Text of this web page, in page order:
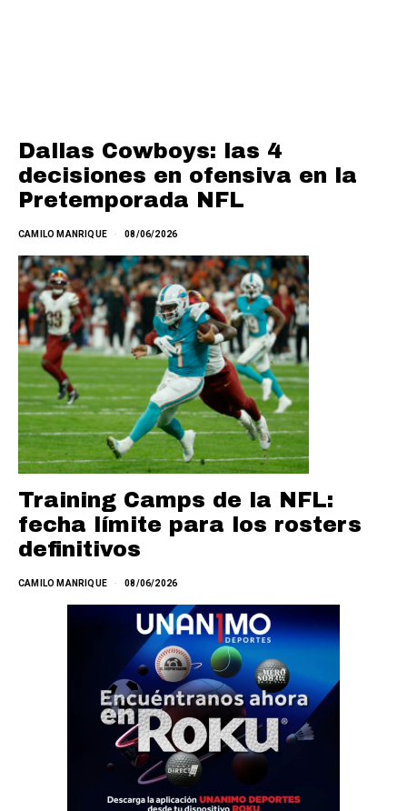
Dallas Cowboys: las 4
decisiones en ofensiva en la
Pretemporada NFL
CAMILO MANRIQUE 08/06/2026
Training Camps de la NFL:
fecha límite para los rosters
definitivos
CAMILO MANRIQUE 08/06/2026